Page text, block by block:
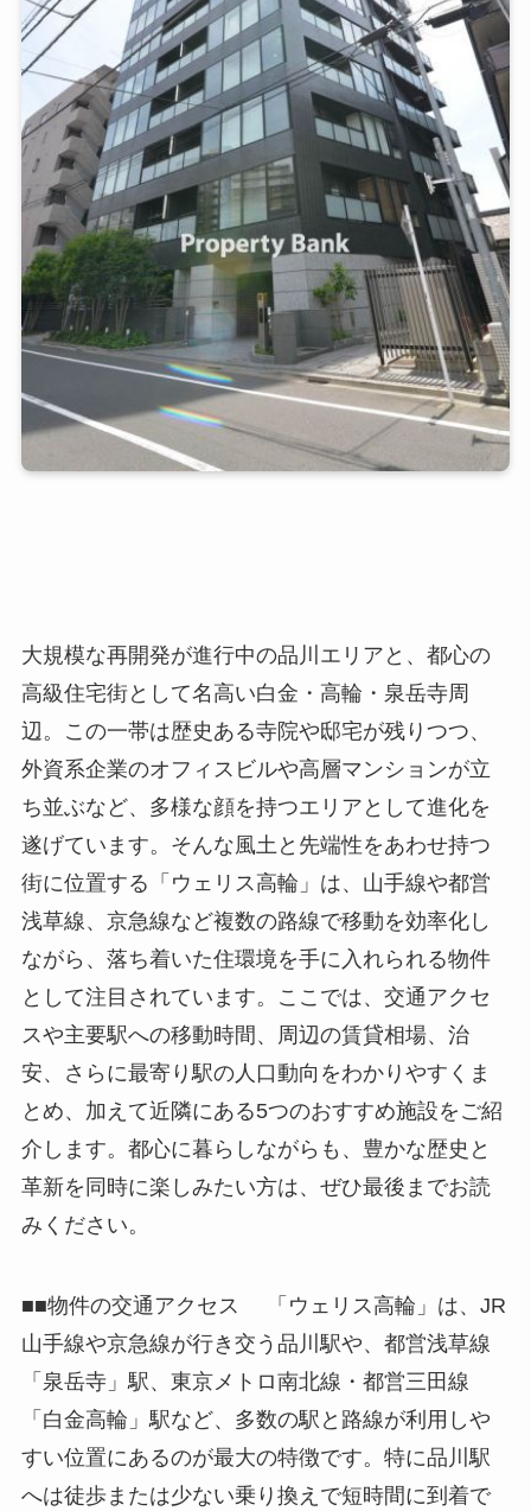
大規模な再開発が進行中の品川エリアと、都心の
高級住宅街として名高い白金・高輪・泉岳寺周
辺。この一帯は歴史ある寺院や邸宅が残りつつ、
外資系企業のオフィスビルや高層マンションが立
ち並ぶなど、多様な顔を持つエリアとして進化を
遂げています。そんな風土と先端性をあわせ持つ
街に位置する「ウェリス高輪」は、山手線や都営
浅草線、京急線など複数の路線で移動を効率化し
ながら、落ち着いた住環境を手に入れられる物件
として注目されています。ここでは、交通アクセ
スや主要駅への移動時間、周辺の賃貸相場、治
安、さらに最寄り駅の人口動向をわかりやすくま
とめ、加えて近隣にある5つのおすすめ施設をご紹
介します。都心に暮らしながらも、豊かな歴史と
革新を同時に楽しみたい方は、ぜひ最後までお読
みください。
■■物件の交通アクセス 「ウェリス高輪」は、JR
山手線や京急線が行き交う品川駅や、都営浅草線
「泉岳寺」駅、東京メトロ南北線・都営三田線
「白金高輪」駅など、多数の駅と路線が利用しや
すい位置にあるのが最大の特徴です。特に品川駅
へは徒歩または少ない乗り換えで短時間に到着で